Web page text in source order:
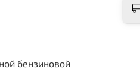
бензиновой